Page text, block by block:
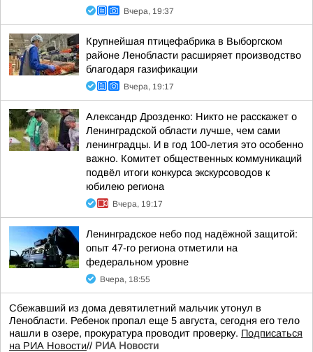
Вчера, 19:37
Крупнейшая птицефабрика в Выборгском
районе Ленобласти расширяет производство
благодаря газификации
Вчера, 19:17
Александр Дрозденко: Никто не расскажет о
Ленинградской области лучше, чем сами
ленинградцы. И в год 100-летия это особенно
важно. Комитет общественных коммуникаций
подвёл итоги конкурса экскурсоводов к
юбилею региона
Вчера, 19:17
Ленинградское небо под надёжной защитой:
опыт 47-го региона отметили на
федеральном уровне
Вчера, 18:55
Сбежавший из дома девятилетний мальчик утонул в
Ленобласти. Ребенок пропал еще 5 августа, сегодня его тело
нашли в озере, прокуратура проводит проверку. Подписаться
на РИА Новости// РИА Новости